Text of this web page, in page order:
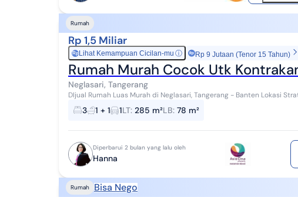
Rumah
Rp 1,5 Miliar
RpLihat Kemampuan Cicilan-mu ⓘ Rp 9 Jutaan (Tenor 15 Tahun)
Rumah Murah Cocok Utk
Neglasari, Tangerang
DIjual Rumah Luas Murah di Neglasari, Tangerang - Banten Lokasi Strategis Cocok untuk dibuat Kontrakan
atau Kos Kosan (Karena lokasi dekat Kawasan...
3 1 + 1 1LT: 285 m²LB: 78 m²
Diperbarui 2 bulan yang lalu oleh
Hanna
Rumah Bisa Nego